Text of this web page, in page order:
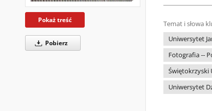
Pokaż treść
Pobierz
Temat i słowa
Uniwersytet
Fotografia --
Świętokrzyski
Uniwersytet